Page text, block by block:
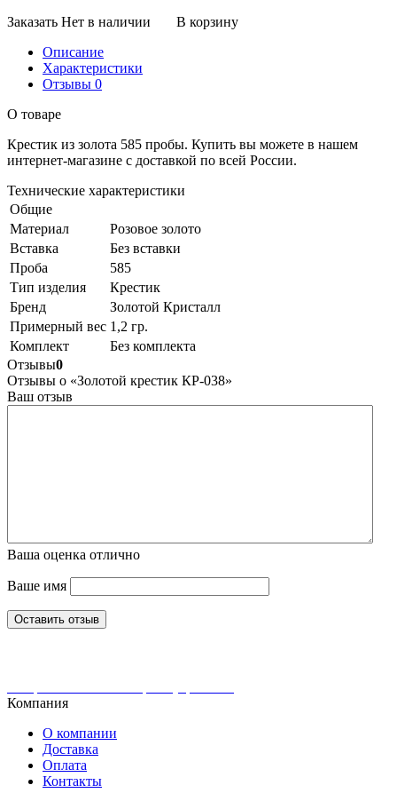
Заказать Нет в наличии
В корзину
Описание
Характеристики
Отзывы 0
О товаре
Крестик из золота 585 пробы. Купить вы можете в нашем
интернет-магазине с доставкой по всей России.
Технические характеристики
Общие
Материал
Розовое золото
Вставка
Без вставки
Проба
585
Тип изделия
Крестик
Бренд
Золотой Кристалл
Примерный вес 1,2 гр.
Комплект
Без комплекта
Отзывы0
Отзывы о «Золотой крестик КР-038»
Ваш отзыв
Ваша оценка отлично
Ваше имя
Оставить отзыв
Компания
О компании
Доставка
Оплата
Контакты